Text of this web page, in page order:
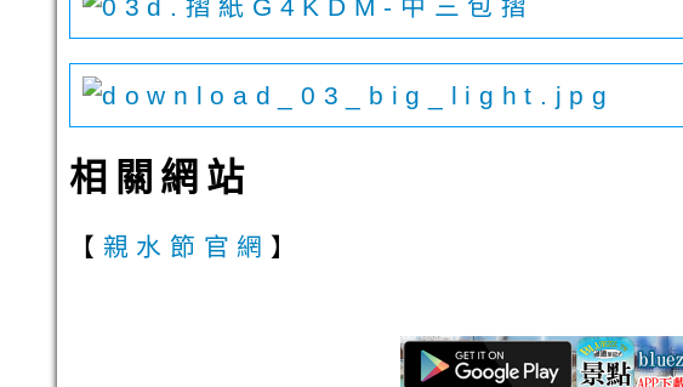
相關網站
【 親水節官網 】